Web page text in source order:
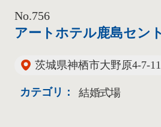
No.756
アートホテル鹿島セン
茨城県神栖市大野原4-7-11
カテゴリ： 結婚式場